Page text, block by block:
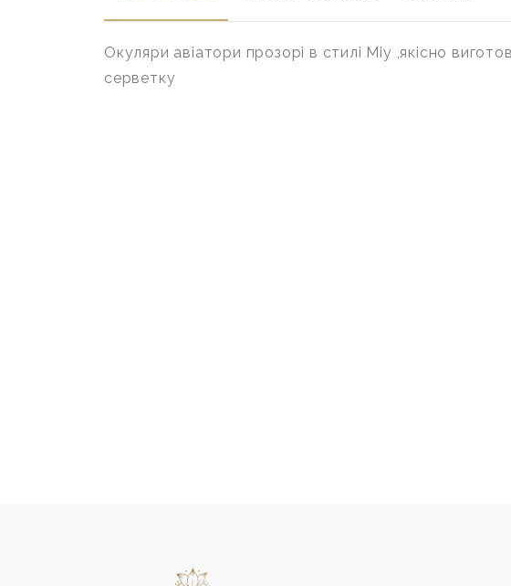
Окуляри авіатори прозорі в стилі Міу ,якісно
серветку